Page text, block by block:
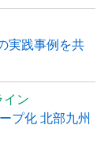
実践事例を共
イン
プ化 北部九州